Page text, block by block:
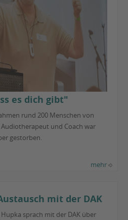
es dich gibt"
rund 200 Menschen von
Audiotherapeut und Coach war
gestorben.
mehr
mit der DAK
sprach mit der DAK über